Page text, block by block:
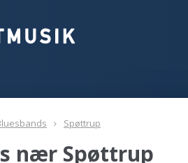
Spøttrup
nær Spøttrup